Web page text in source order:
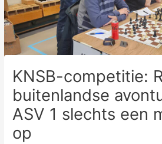
KNSB-competitie:
buitenlandse
ASV 1 slechts een
op